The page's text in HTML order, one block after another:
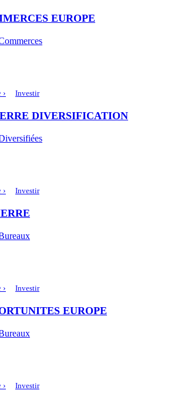
EUROPE
Investir
DIVERSIFICATION
Investir
Investir
EUROPE
Investir